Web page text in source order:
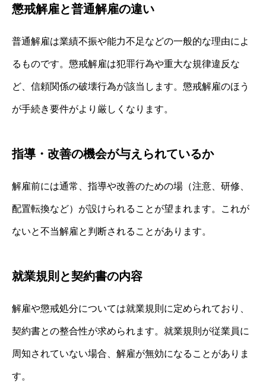
懲戒解雇と普通解雇の違い
普通解雇は業績不振や能力不足などの一般的な理由によ
るものです。懲戒解雇は犯罪行為や重大な規律違反な
ど、信頼関係の破壊行為が該当します。懲戒解雇のほう
が手続き要件がより厳しくなります。
指導・改善の機会が与えられているか
解雇前には通常、指導や改善のための場（注意、研修、
配置転換など）が設けられることが望まれます。これが
ないと不当解雇と判断されることがあります。
就業規則と契約書の内容
解雇や懲戒処分については就業規則に定められており、
契約書との整合性が求められます。就業規則が従業員に
周知されていない場合、解雇が無効になることがありま
す。